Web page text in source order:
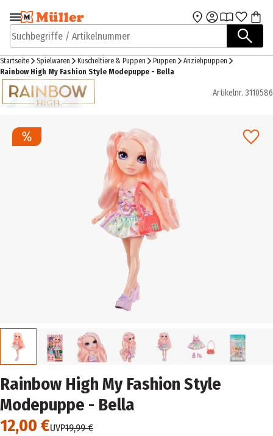
Zur Navigation
springen
Zum Hauptinhalt
Suchbegriffe / Artikelnummer
Startseite Spielwaren Kuscheltiere & Puppen Puppen
Anziehpuppen
Rainbow High My Fashion Style Modepuppe - Bella
Artikelnr. 3110586
Rainbow High My Fashion Style
Modepuppe - Bella
12,00 €UVP19,99 €